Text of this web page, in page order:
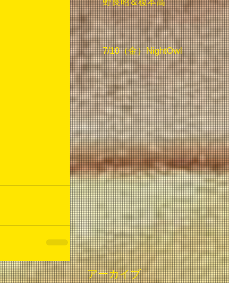
7/10（金）NightOwl
アーカイブ